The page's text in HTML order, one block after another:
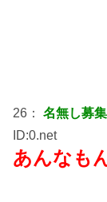
26： 名無し募集
ID:0.net
あんなも